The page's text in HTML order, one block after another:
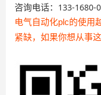
咨询电话： 133-1680-
电气自动化plc的使用
紧缺，如果你想从事